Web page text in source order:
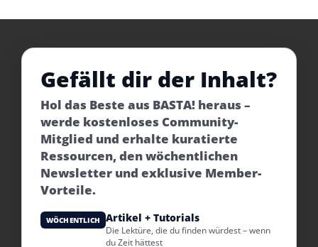
Gefällt dir der Inhalt?
Hol das Beste aus BASTA! heraus –
werde kostenloses Community-
Mitglied und erhalte kuratierte
Ressourcen, den wöchentlichen
Newsletter und exklusive Member-
Vorteile.
WÖCHENTLICH Artikel + Tutorials
Die Lektüre, die du finden würdest – wenn
du Zeit hättest